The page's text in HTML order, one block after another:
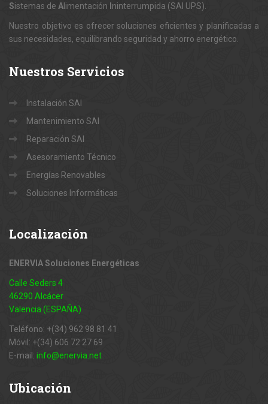
Sistemas de A limentación ninterrumpida (SAI UPS).
Nuestro objetivo es ofrecer soluciones eficientes y planificadas a
sus necesidades, equilibrando seguridad y ahorro energético.
Nuestros Servicios
Instalación SAI
Mantenimiento SAI
Reparación SAI
Asesoramiento Técnico
Energías Renovables
Soluciones Informáticas
Localización
ENERVIA Soluciones Energéticas
Calle Seders 4
46290 Alcácer
Valencia (ESPAÑA)
Teléfono: +(34) 962 98 81 41
Móvil: +(34) 606 72 27 69
E-mail: info@enervia.net
Ubicación